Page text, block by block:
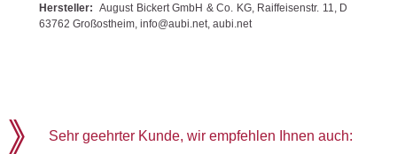
Hersteller: August Bickert GmbH & Co. KG, Raiffeisenstr. 11, D
63762 Großostheim, info@aubi.net, aubi.net
Sehr geehrter Kunde, wir empfehlen Ihnen auch: